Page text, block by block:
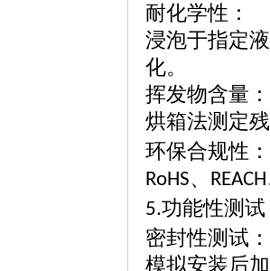
耐化学性：
浸泡于指定
化。
挥发物含量：
烘箱法测定
环保合规性：
RoHS、 REACH
5.功能性测
密封性测试：
模拟安装后